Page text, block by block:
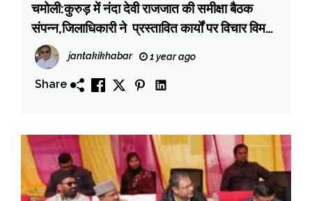
चमोली:कुरुड़ में नंदा देवी राजजात की समीक्षा बैठक
संपन्न,जिलाधिकारी ने प्रस्तावित कार्यों पर विचार विमर्श
कर की चर्चा
jantakikhabar 1 year ago
Share